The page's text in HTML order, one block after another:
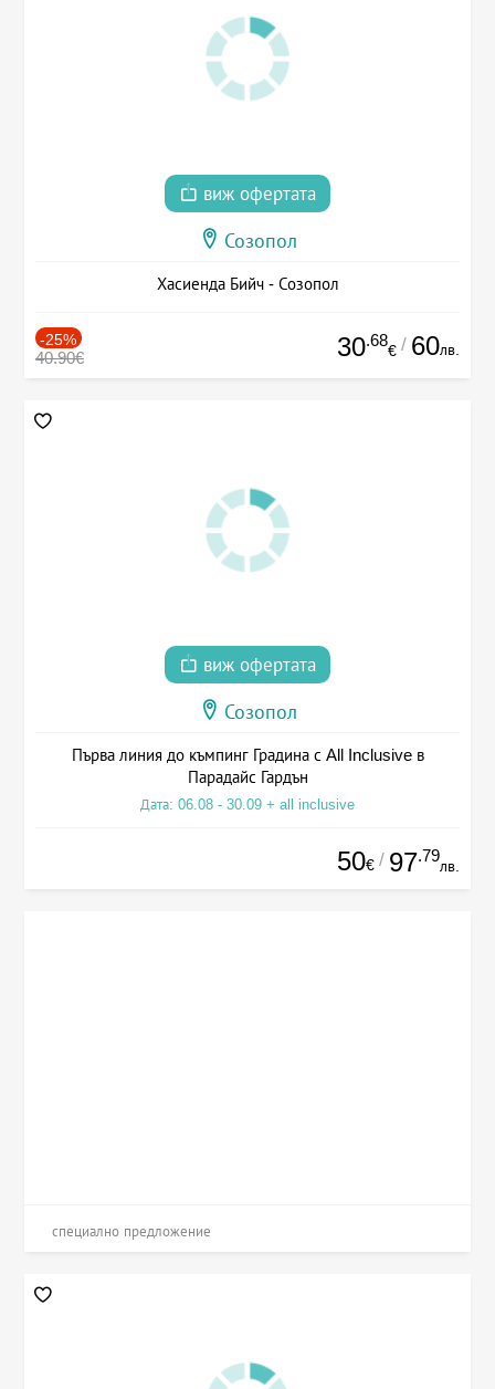
виж офертата
Созопол
Хасиенда Бийч - Созопол
-25%
40.90€ 30.68
€ / 60лв.
виж офертата
Созопол
Първа линия до къмпинг Градина с All Inclusive в
Парадайс Гардън
Дата: 06.08 - 30.09 + all inclusive
50€ / 97.79
лв.
специално предложение